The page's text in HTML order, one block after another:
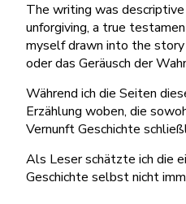
The writing was
unforgiving, a true
myself drawn into the story
oder das Geräusch der
Während ich die Seiten
Erzählung woben, die
Vernunft Geschichte
Als Leser schätzte ich die
Geschichte selbst nicht